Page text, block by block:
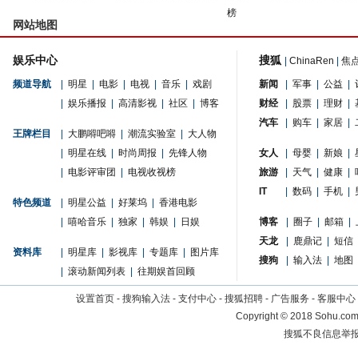
榜
网站地图
娱乐中心
频道导航 明星 电影 电视 音乐
戏剧
娱乐播报 高清影视 社区 博客
王牌栏目 大鹏嘚吧嘚 潮流实验室
大人物
明星在线 时尚周报
先锋人物
电影评审团 电视收视榜
特色频道 明星公益 好莱坞
香港电影
嘻哈音乐 独家 韩娱 日娱
资料库 明星库 影视库 专题库
图片库
滚动新闻列表 往期娱首回顾
搜狐 ChinaRen 焦
新闻 军事 公益
财经
股票 理财
汽车
购车 家居
女人 母婴 新娘
旅游
天气 健康
IT
数码 手机
博客 圈子 邮箱
天龙
鹿鼎记
短信
搜狗
输入法 地图
设置首页 - 搜狗输入法 - 支付中心 - 搜狐招聘 - 广告服务 - 客服中心
Copyright©2018
搜狐不良信息举